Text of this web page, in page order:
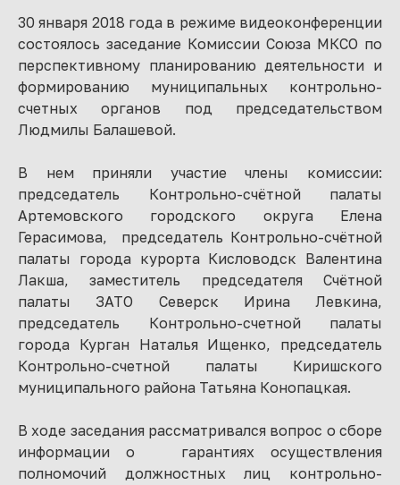
30 января 2018 года в режиме видеоконференции
состоялось заседание Комиссии Союза МКСО по
перспективному планированию деятельности и
формированию муниципальных контрольно-
счетных органов под председательством
Людмилы Балашевой.
В нем приняли участие члены комиссии:
председатель Контрольно-счётной палаты
Артемовского городского округа Елена
Герасимова, председатель Контрольно-счётной
палаты города курорта Кисловодск Валентина
Лакша, заместитель председателя Счётной
палаты ЗАТО Северск Ирина Левкина,
председатель Контрольно-счетной палаты
города Курган Наталья Ищенко, председатель
Контрольно-счетной палаты Киришского
муниципального района Татьяна Конопацкая.
В ходе заседания рассматривался вопрос о сборе
информации о гарантиях осуществления
полномочий должностных лиц контрольно-